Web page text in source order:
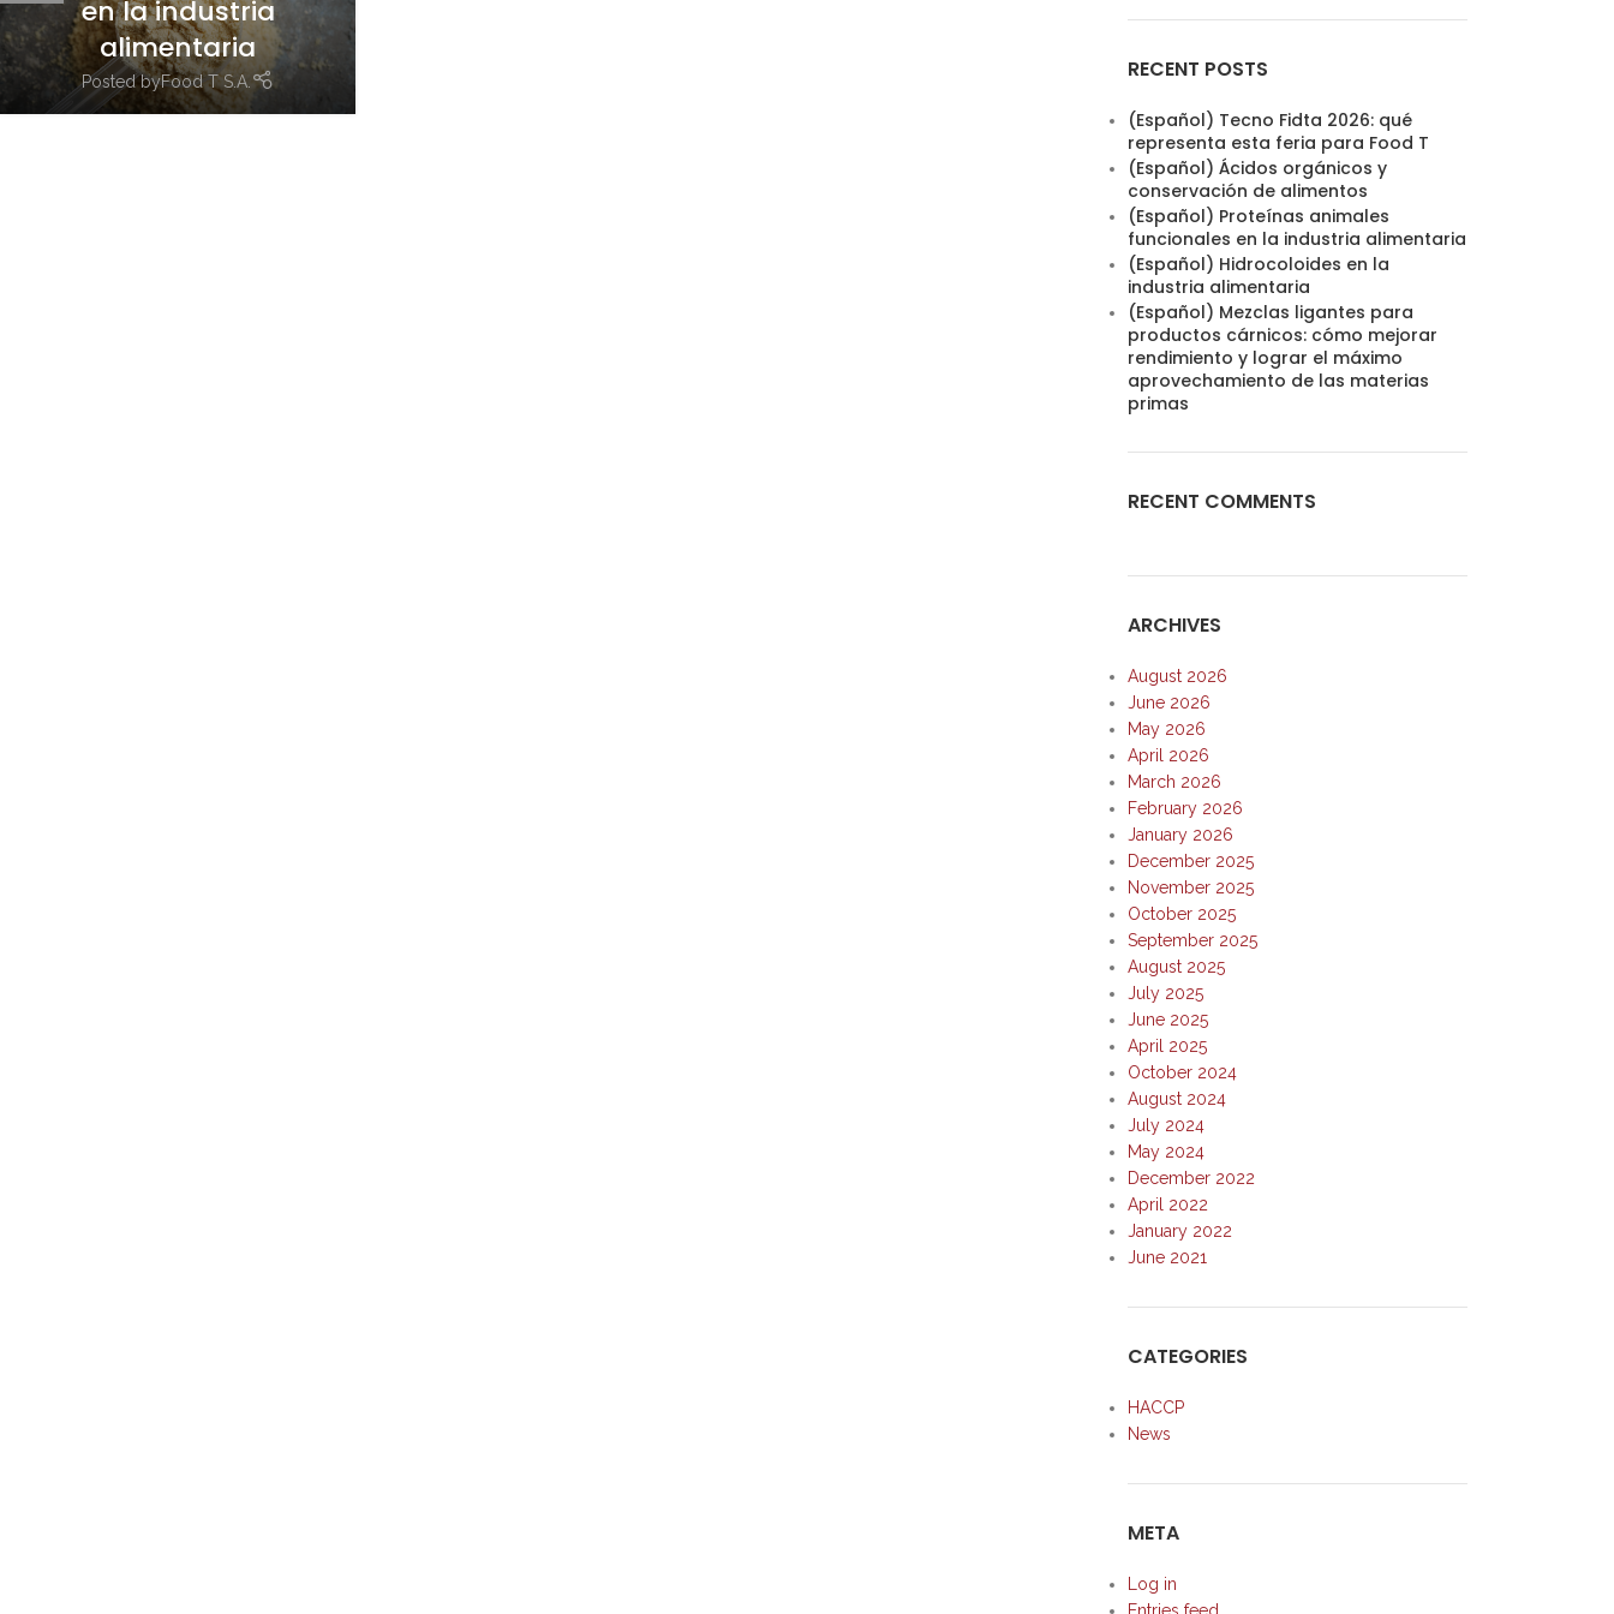
en la industria
alimentaria
Posted byFood T S.A. RECENT POSTS
(Español) Tecno Fidta 2026: qué
representa esta feria para Food T
(Español) Ácidos orgánicos y
conservación de alimentos
(Español) Proteínas animales
funcionales en la industria alimentaria
(Español) Hidrocoloides en la
industria alimentaria
(Español) Mezclas ligantes para
productos cárnicos: cómo mejorar
rendimiento y lograr el máximo
aprovechamiento de las materias
primas
RECENT COMMENTS
ARCHIVES
August 2026
June 2026
May 2026
April 2026
March 2026
February 2026
January 2026
December 2025
November 2025
October 2025
September 2025
August 2025
July 2025
June 2025
April 2025
October 2024
August 2024
July 2024
May 2024
December 2022
April 2022
January 2022
June 2021
CATEGORIES
HACCP
News
META
Log in